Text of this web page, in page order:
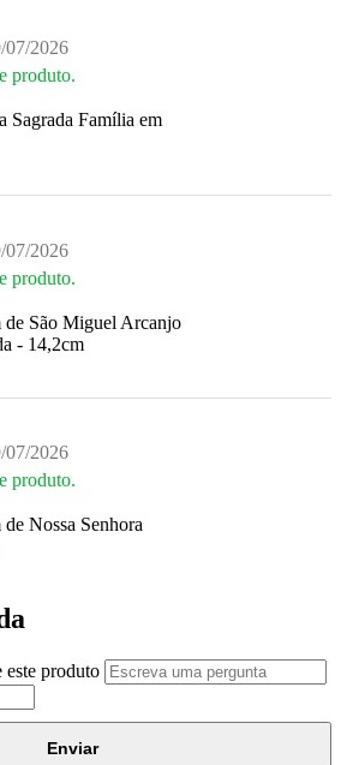
07/2026
produto.
Sagrada Família em
07/2026
produto.
de São Miguel Arcanjo
- 14,2cm
07/2026
produto.
Nossa Senhora
este produto
Enviar